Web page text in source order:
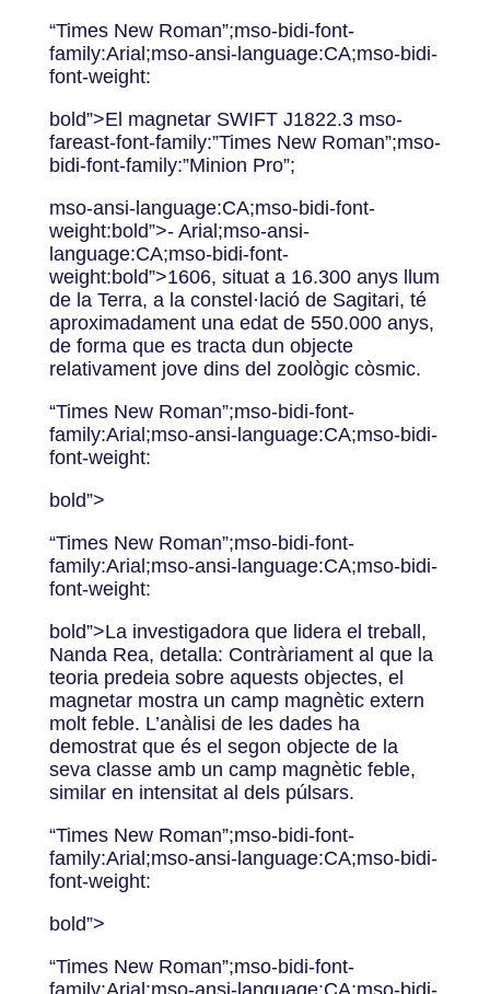
“Times New Roman”;mso-bidi-font-
family:Arial;mso-ansi-language:CA;mso-bidi-
font-weight:
bold”>El magnetar SWIFT J1822.3 mso-
fareast-font-family:”Times New Roman”;mso-
bidi-font-family:”Minion Pro”;
mso-ansi-language:CA;mso-bidi-font-
weight:bold”>‐ Arial;mso-ansi-
language:CA;mso-bidi-font-
weight:bold”>1606, situat a 16.300 anys llum
de la Terra, a la constel·lació de Sagitari, té
aproximadament una edat de 550.000 anys,
de forma que es tracta dun objecte
relativament jove dins del zoològic còsmic.
“Times New Roman”;mso-bidi-font-
family:Arial;mso-ansi-language:CA;mso-bidi-
font-weight:
bold”>
“Times New Roman”;mso-bidi-font-
family:Arial;mso-ansi-language:CA;mso-bidi-
font-weight:
bold”>La investigadora que lidera el treball,
Nanda Rea, detalla: Contràriament al que la
teoria predeia sobre aquests objectes, el
magnetar mostra un camp magnètic extern
molt feble. L’anàlisi de les dades ha
demostrat que és el segon objecte de la
seva classe amb un camp magnètic feble,
similar en intensitat al dels púlsars.
“Times New Roman”;mso-bidi-font-
family:Arial;mso-ansi-language:CA;mso-bidi-
font-weight:
bold”>
“Times New Roman”;mso-bidi-font-
family:Arial;mso-ansi-language:CA;mso-bidi-